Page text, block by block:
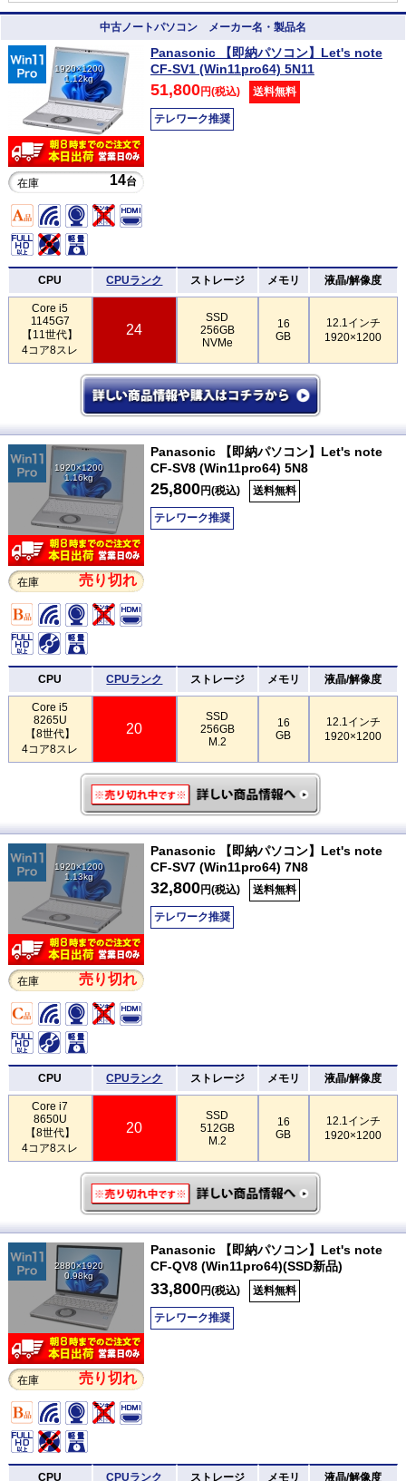
中古ノートパソコン メーカー名・製品名
1920×1200
1.12kg
在庫 14台
Panasonic 【即納パソコン】Let's note
CF-SV1 (Win11pro64) 5N11
51,800円(税込) 送料無料
テレワーク推奨
CPU CPUランク ストレージ メモリ 液晶/解像度
Core i5
1145G7
【11世代】
4コア8スレ
24
SSD
256GB
NVMe
16
GB
12.1インチ
1920×1200
1920×1200
1.16kg
在庫 売り切れ
Panasonic 【即納パソコン】Let's note
CF-SV8 (Win11pro64) 5N8
25,800円(税込) 送料無料
テレワーク推奨
CPU CPUランク ストレージ メモリ 液晶/解像度
Core i5
8265U
【8世代】
4コア8スレ
20
SSD
256GB
M.2
16
GB
12.1インチ
1920×1200
1920×1200
1.13kg
在庫 売り切れ
Panasonic 【即納パソコン】Let's note
CF-SV7 (Win11pro64) 7N8
32,800円(税込) 送料無料
テレワーク推奨
CPU CPUランク ストレージ メモリ 液晶/解像度
Core i7
8650U
【8世代】
4コア8スレ
20
SSD
512GB
M.2
16
GB
12.1インチ
1920×1200
2880×1920
0.98kg
在庫 売り切れ
Panasonic 【即納パソコン】Let's note
CF-QV8 (Win11pro64)(SSD新品)
33,800円(税込) 送料無料
テレワーク推奨
CPU CPUランク ストレージ メモリ 液晶/解像度